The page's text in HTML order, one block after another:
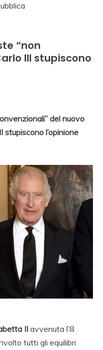
“non
III stupiscono
del nuovo
stupiscono l’opinione
II avvenuta l’8
tutti gli equilibri